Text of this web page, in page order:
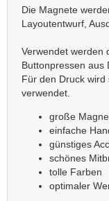
Die Magnete
Layoutentwurf,
Verwendet werden
Buttonpressen aus
Für den Druck
verwendet.
große
einfache
günstiges
schönes
tolle Farben
optimaler